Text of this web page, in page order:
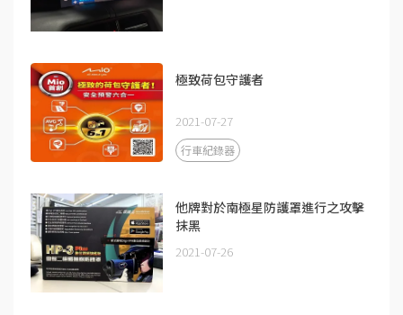
極致荷包守護者
2021-07-27
行車紀錄器
他牌對於南極星防護罩進行之攻擊
抹黑
2021-07-26